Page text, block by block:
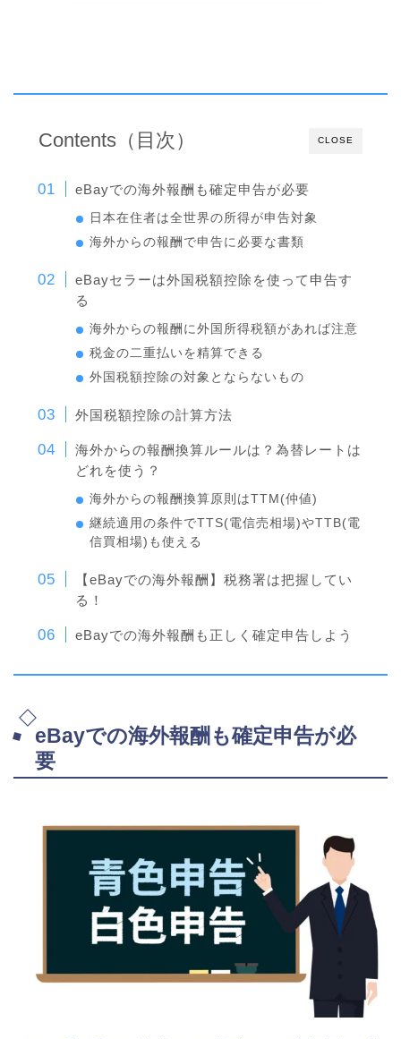
CLOSE
Contents（目次）
eBayでの海外報酬も確定申告が必要
日本在住者は全世界の所得が申告対象
海外からの報酬で申告に必要な書類
eBayセラーは外国税額控除を使って申告す
る
海外からの報酬に外国所得税額があれば注意
税金の二重払いを精算できる
外国税額控除の対象とならないもの
外国税額控除の計算方法
海外からの報酬換算ルールは？為替レートは
どれを使う？
海外からの報酬換算原則はTTM(仲値)
継続適用の条件でTTS(電信売相場)やTTB(電
信買相場)も使える
【eBayでの海外報酬】税務署は把握してい
る！
eBayでの海外報酬も正しく確定申告しよう
eBayでの海外報酬も確定申告が必
要